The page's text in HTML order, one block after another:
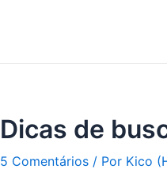
Dicas de
5 Comentários / Por Kico